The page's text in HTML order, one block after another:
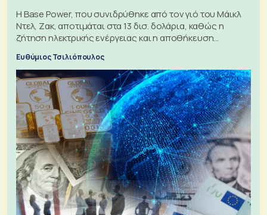
Η Base Power, που συνιδρύθηκε από τον γιό του Μάικλ
Ντελ, Ζακ, αποτιμάται στα 13 δισ. δολάρια, καθώς η
ζήτηση ηλεκτρικής ενέργειας και η αποθήκευση
μπαταριών αυξάνονται
Ευθύμιος Τσιλιόπουλος